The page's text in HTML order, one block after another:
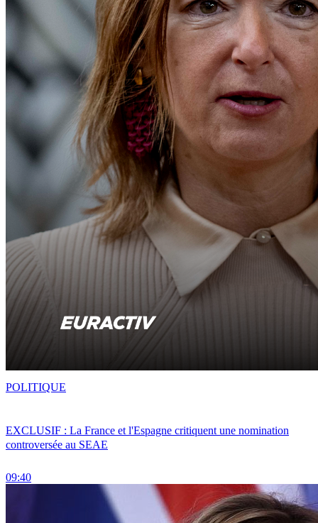
EXCLUSIF : La France et l'Espagne critiquent une nomination
controversée au SEAE
09:40
POLITIQUE